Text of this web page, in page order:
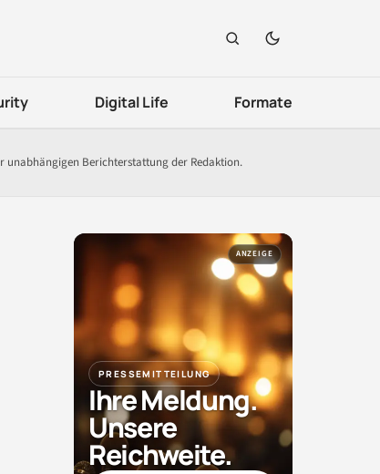
Digital Life Formate
unabhängigen Berichterstattung der Redaktion.
ANZEIGE
PRESSEMITTEILUNG
Ihre Meldung.
Unsere
Reichweite.